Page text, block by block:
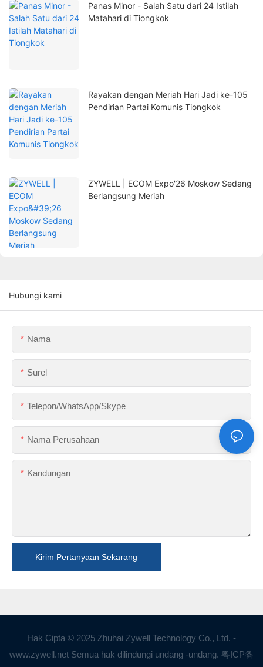
Panas Minor - Salah Satu dari 24 Istilah
Matahari di Tiongkok
Rayakan dengan Meriah Hari Jadi ke-105
Pendirian Partai Komunis Tiongkok
ZYWELL | ECOM Expo'26 Moskow Sedang
Berlangsung Meriah
Hubungi kami
Nama
Surel
Telepon/WhatsApp/Skype
Nama Perusahaan
Kandungan
Kirim Pertanyaan Sekarang
Hak Cipta © 2025 Zhuhai Zywell Technology Co., Ltd. -
www.zywell.net Semua hak dilindungi undang -undang. 粤ICP备